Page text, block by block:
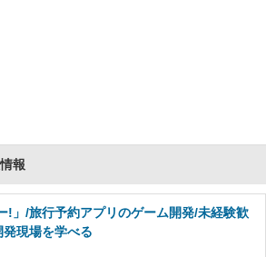
報
!」/旅行予約アプリのゲーム開発/未経験歓
現場を学べる